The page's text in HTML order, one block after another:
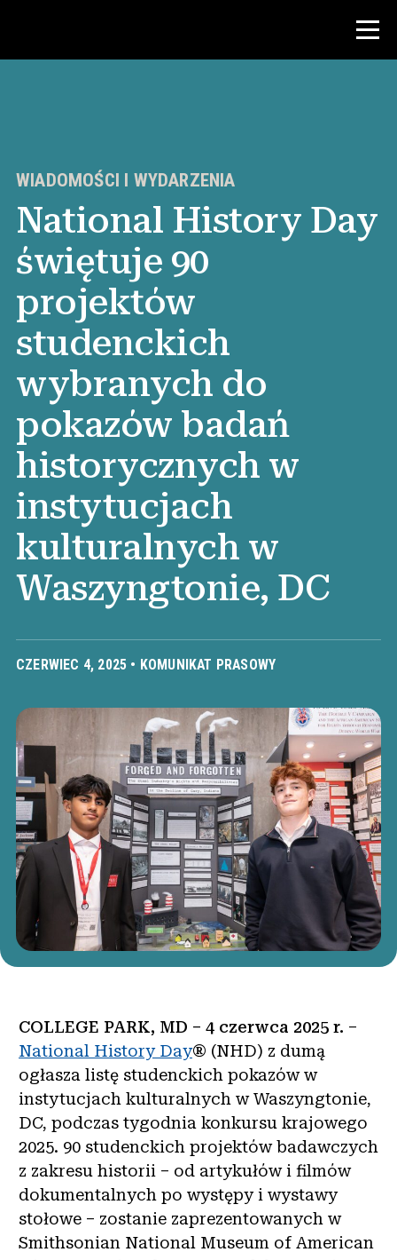
Zasoby dla nauczycieli
Wiadomości i wydarzenia
O NHD ®
Zaangażować się
WIADOMOŚCI I WYDARZENIA
National History Day
świętuje 90
projektów
studenckich
wybranych do
pokazów badań
historycznych w
instytucjach
kulturalnych w
Waszyngtonie, DC
CZERWIEC 4, 2025 • KOMUNIKAT PRASOWY
COLLEGE PARK, MD – 4 czerwca 2025 r. –
National History Day® (NHD) z dumą
ogłasza listę studenckich pokazów w
instytucjach kulturalnych w Waszyngtonie,
DC, podczas tygodnia konkursu krajowego
2025. 90 studenckich projektów badawczych
z zakresu historii – od artykułów i filmów
dokumentalnych po występy i wystawy
stołowe – zostanie zaprezentowanych w
Smithsonian National Museum of American